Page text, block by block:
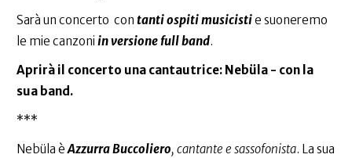
Sarà un concerto con tanti ospiti musicistie suoneremo
le mie canzoni in versione full band.
Aprirà il concerto una cantautrice: Nebüla - con la
sua band.
***
Nebüla èAzzurra Buccoliero, cantante e sassofonista. La sua